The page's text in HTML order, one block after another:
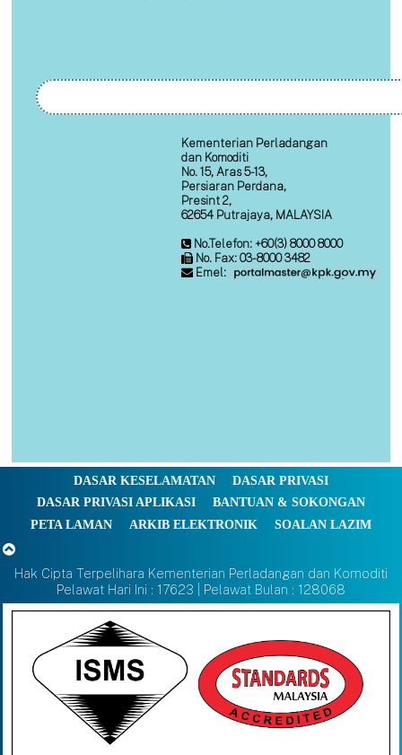
Kementerian Perladangan
dan Komoditi
No. 15, Aras 5-13,
Persiaran Perdana,
Presint 2,
62654 Putrajaya, MALAYSIA
No.Telefon: +60(3) 8000 8000
No. Fax: 03-8000 3482
Emel:
DASAR KESELAMATAN
DASAR PRIVASI
DASAR PRIVASI APLIKASI
BANTUAN & SOKONGAN
PETA LAMAN
ARKIB ELEKTRONIK SOALAN LAZIM
Hak Cipta Terpelihara Kementerian Perladangan dan Komoditi
Pelawat Hari Ini : 17623 | Pelawat Bulan : 128068